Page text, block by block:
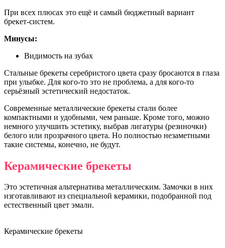
При всех плюсах это ещё и самый бюджетный вариант
брекет-систем.
Минусы:
Видимость на зубах
Стальные брекеты серебристого цвета сразу бросаются в глаза
при улыбке. Для кого-то это не проблема, а для кого-то
серьёзный эстетический недостаток.
Современные металлические брекеты стали более
компактными и удобными, чем раньше. Кроме того, можно
немного улучшить эстетику, выбрав лигатуры (резиночки)
белого или прозрачного цвета. Но полностью незаметными
такие системы, конечно, не будут.
Керамические брекеты
Это эстетичная альтернатива металлическим. Замочки в них
изготавливают из специальной керамики, подобранной под
естественный цвет эмали.
Керамические брекеты